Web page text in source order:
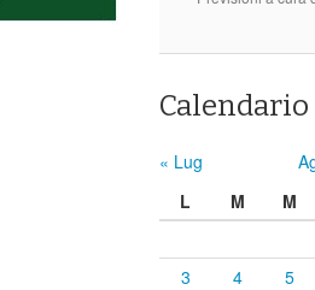
« Lug
L
M M
3
4 5